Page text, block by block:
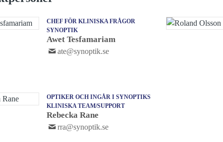
CHEF FÖR KLINISKA FRÅGOR
SYNOPTIK
Awet Tesfamariam
ate@synoptik.se
OPTIKER OCH INGÅR I SYNOPTIKS
KLINISKA TEAM/SUPPORT
Rebecka Rane
rra@synoptik.se